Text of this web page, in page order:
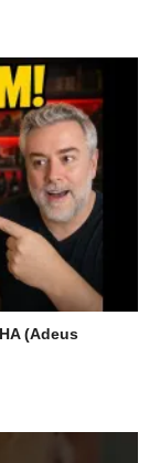
(Adeus